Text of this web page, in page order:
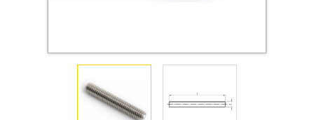
Оснастка и аксессуары для яхт